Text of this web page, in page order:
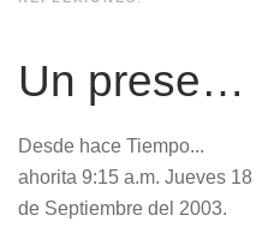
Un presente... un regalo...
Desde hace Tiempo...
ahorita 9:15 a.m. Jueves 18
de Septiembre del 2003.